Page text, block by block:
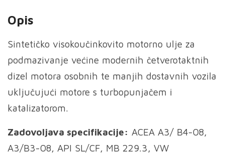
Opis
Sintetičko visokoučinkovito motorno ulje za
podmazivanje većine modernih četverotaktnih
dizel motora osobnih te manjih dostavnih vozila
uključujući motore s turbopunjačem i
katalizatorom.
Zadovoljava specifikacije: ACEA A3/ B4-08,
A3/B3-08, API SL/CF, MB 229.3, VW